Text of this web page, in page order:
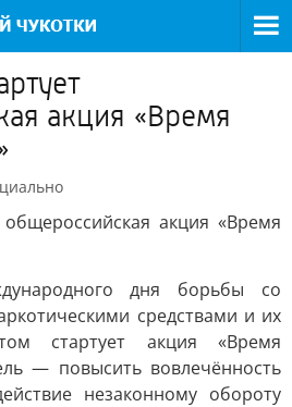
акция «Время
общероссийская акция «Время
дня борьбы со
средствами и их
стартует акция «Время
— повысить вовлечённость
незаконному обороту